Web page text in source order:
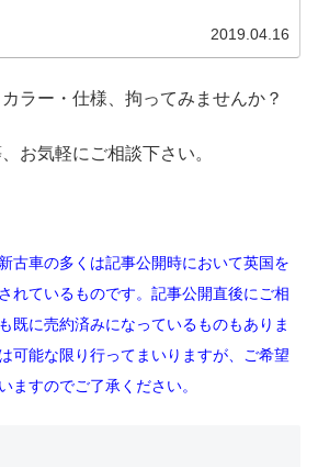
2019.04.16
ラー・仕様、拘ってみませんか？
お気軽にご相談下さい。
古車の多くは記事公開時において英国を
れているものです。記事公開直後にご相
既に売約済みになっているものもありま
可能な限り行ってまいりますが、ご希望
ますのでご了承ください。